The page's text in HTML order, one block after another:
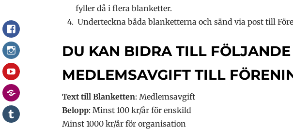
fyller då i flera blanketter.
Underteckna båda blanketterna och sänd via post till
DU KAN BIDRA TILL
MEDLEMSAVGIFT TILL
Text till Blanketten: Medlemsavgift
Belopp: Minst 100 kr/år för enskild
Minst 1000 kr/år för organisation
Facebook
Instagram
YouTube
Stödgala
Blogg
SOFIA